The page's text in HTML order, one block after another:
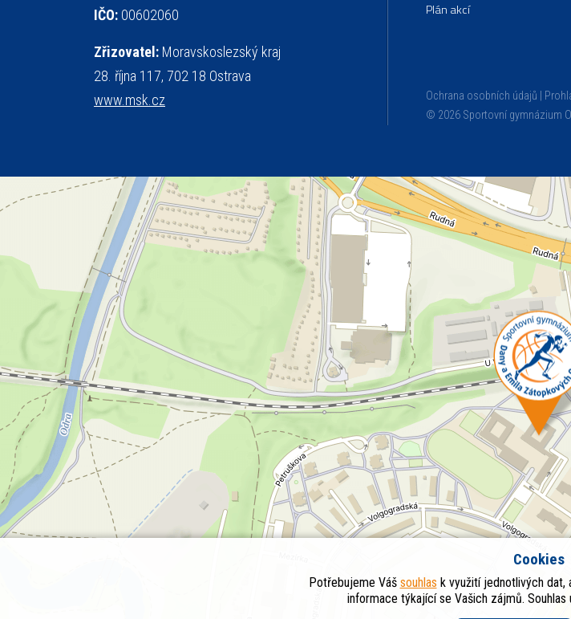
vzpírání
zeměpis základy společenských věd
zápas řeckořímský úřední deska
český jazyk
IČO: 00602060
Zřizovatel: Moravskoslezský kraj
28. října 117, 702 18 Ostrava
www.msk.cz
Plán akcí
Ochrana osobních údajů
© 2026 Sportovní gymnázium
Cookies
Potřebujeme Váš souhlas k využití jednotlivých dat,
informace týkající se Vašich zájmů. Souhlas